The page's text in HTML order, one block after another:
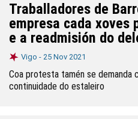
Traballadores de
empresa cada xoves
e a readmisión do
Vigo - 25 Nov 2021
Coa protesta tamén se demanda
continuidade do estaleiro